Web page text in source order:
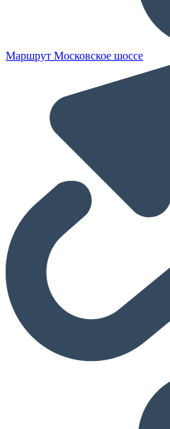
Маршрут Московское шоссе